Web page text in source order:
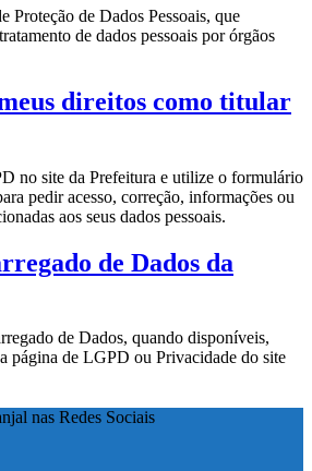
Proteção de Dados Pessoais, que
de dados pessoais por órgãos
direitos como titular
no site da Prefeitura e utilize o formulário
pedir acesso, correção, informações ou
aos seus dados pessoais.
de Dados da
de Dados, quando disponíveis,
página de LGPD ou Privacidade do site
nas Redes Sociais